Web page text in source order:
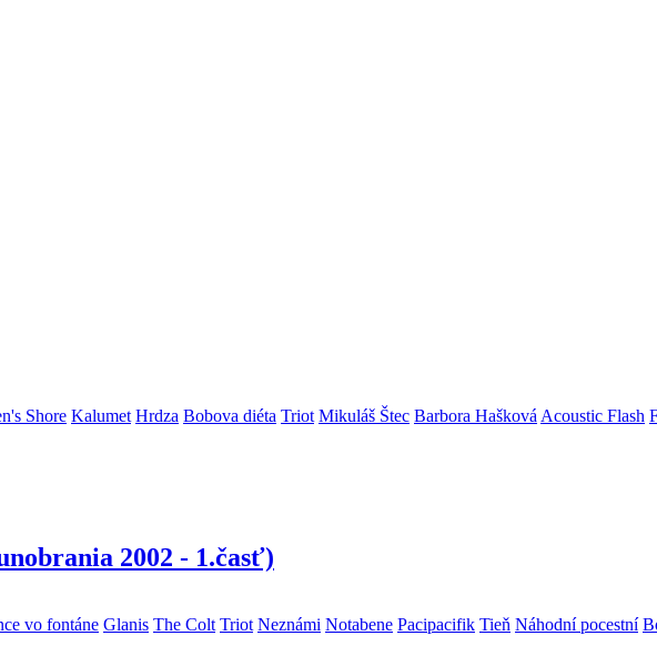
Shore Kalumet Hrdza Bobova diéta Triot Mikuláš Štec Barbora Hašková Acoustic Flash
2002 - 1.časť)
vo fontáne Glanis The Colt Triot Neznámi Notabene Pacipacifik Tieň Náhodní pocestní